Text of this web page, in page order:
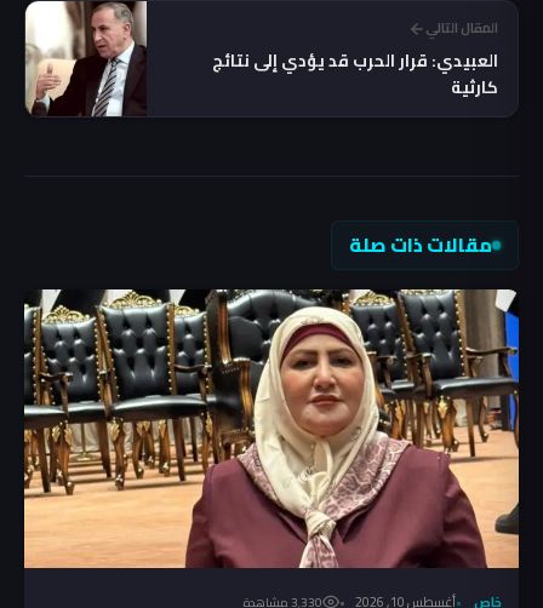
المقال التالي
العبيدي: قرار الحرب قد يؤدي إلى نتائج
كارثية
مقالات ذات صلة
خاص أغسطس 10, 2026 3٬330 مشاهدة